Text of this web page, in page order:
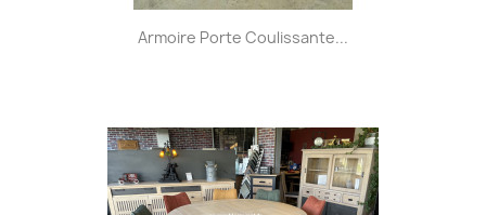
Armoire Porte Coulissante...